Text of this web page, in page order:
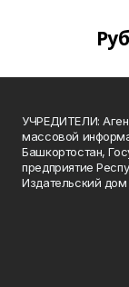
УЧРЕДИТЕЛИ:
массовой
Башкортостан,
предприятие
Издательский